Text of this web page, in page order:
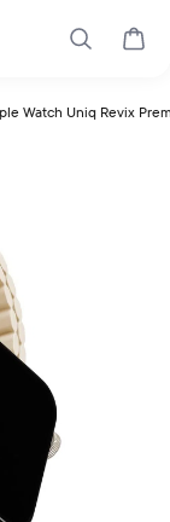
Поиск
Watch Uniq Revix